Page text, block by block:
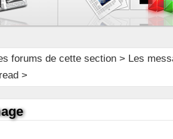
forums de cette section> Les
>